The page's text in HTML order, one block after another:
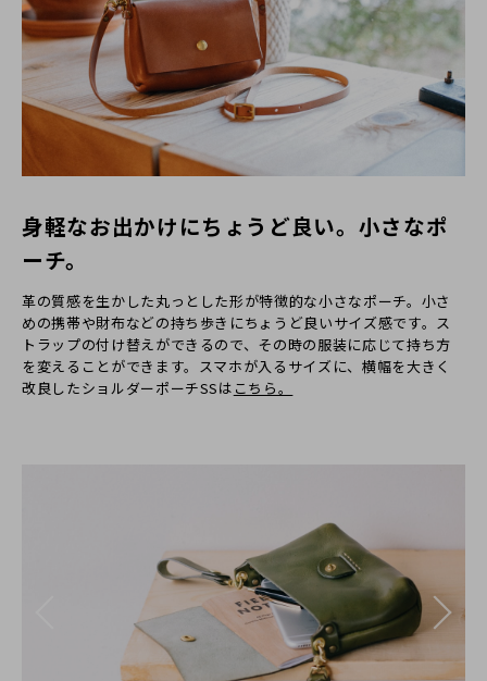
身軽なお出かけにちょうど良い。小さなポ
ーチ。
革の質感を生かした丸っとした形が特徴的な小さなポーチ。小さ
めの携帯や財布などの持ち歩きにちょうど良いサイズ感です。ス
トラップの付け替えができるので、その時の服装に応じて持ち方
を変えることができます。スマホが入るサイズに、横幅を大きく
改良したショルダーポーチSSは こちら。